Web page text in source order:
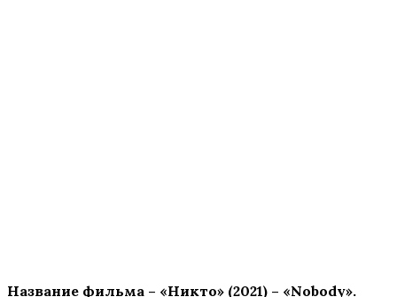
Название фильма – «Никто» (2021) – «Nobody».